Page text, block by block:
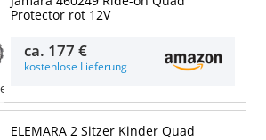
Protector rot 12V
ca. 177 €
kostenlose Lieferung
ELEMARA 2 Sitzer Kinder Quad